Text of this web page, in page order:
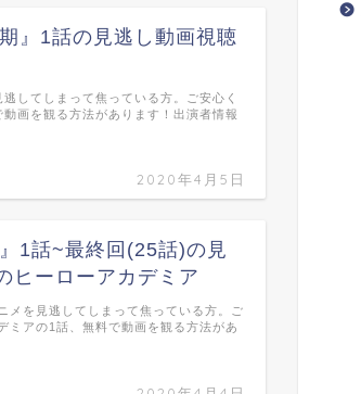
』1話の見逃し動画視聴
2020年4月5日
してしまって焦っている方。ご安心く
画を観る方法があります！出演者情報
1話~最終回(25話)の見
ヒーローアカデミア
メを見逃してしまって焦っている方。ご
ミアの1話、無料で動画を観る方法があ